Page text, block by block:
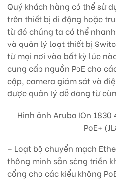
Quý khách hàng có thể sử
trên thiết bị di động hoặc
từ đó chúng ta có thể
và quản lý loạt thiết bị
từ mọi nơi vào bất kỳ lúc
cung cấp nguồn PoE cho
cập, camera giám sát và
được quản lý dễ dàng từ
Hình ảnh Aruba IOn 1830
PoE+
– Loạt bộ chuyển mạch
thông minh sẵn sàng triển
cổng cho các kiểu không